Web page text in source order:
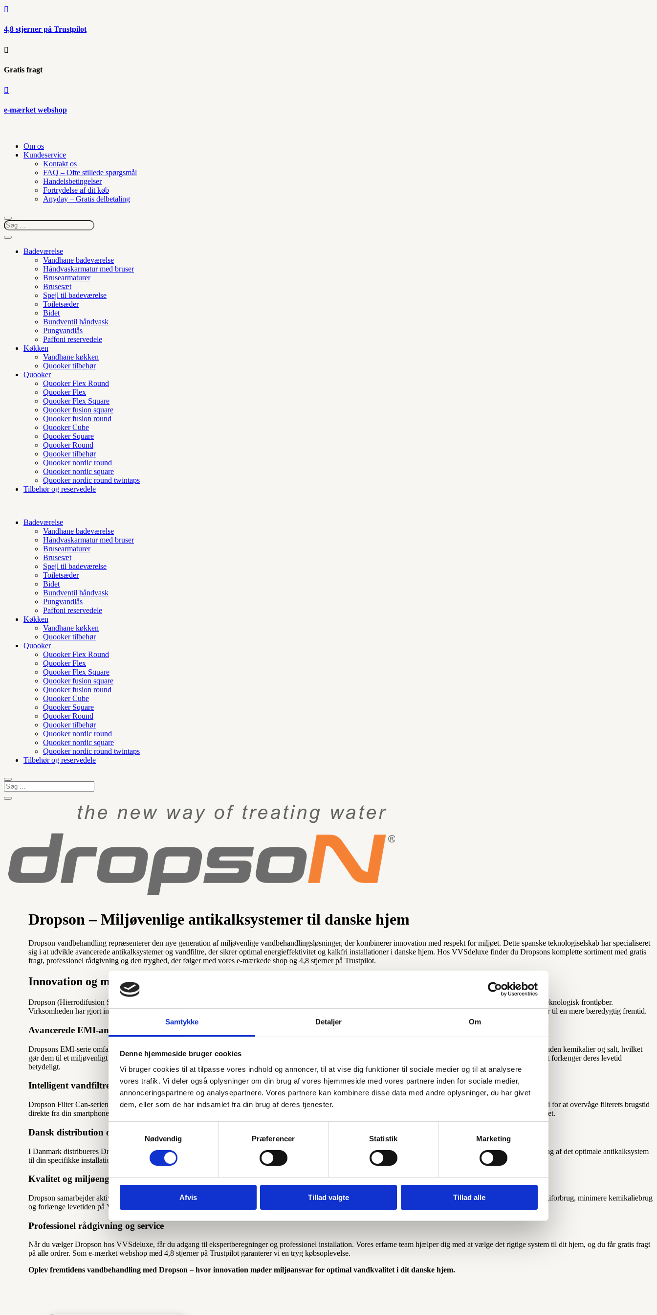
Samtykke Detaljer Om
Denne hjemmeside bruger cookies
Vi bruger cookies til at tilpasse vores indhold og annoncer, til at vise dig funktioner til sociale medier og til at analysere
vores trafik. Vi deler også oplysninger om din brug af vores hjemmeside med vores partnere inden for sociale medier,
annonceringspartnere og analysepartnere. Vores partnere kan kombinere disse data med andre oplysninger, du har givet
dem, eller som de har indsamlet fra din brug af deres tjenester.
Nødvendig
Præferencer Statistik Marketing
Afvis Tillad valgte Tillad alle

4,8 stjerner på Trustpilot

Gratis fragt

e-mærket webshop
Om os
Kundeservice
Kontakt os
FAQ – Ofte stillede spørgsmål
Handelsbetingelser
Fortrydelse af dit køb
Anyday – Gratis delbetaling
Badeværelse
Vandhane badeværelse
Håndvaskarmatur med bruser
Brusearmaturer
Brusesæt
Spejl til badeværelse
Toiletsæder
Bidet
Bundventil håndvask
Pungvandlås
Paffoni reservedele
Køkken
Vandhane køkken
Quooker tilbehør
Quooker
Quooker Flex Round
Quooker Flex
Quooker Flex Square
Quooker fusion square
Quooker fusion round
Quooker Cube
Quooker Square
Quooker Round
Quooker tilbehør
Quooker nordic round
Quooker nordic square
Quooker nordic round twintaps
Tilbehør og reservedele
Badeværelse
Vandhane badeværelse
Håndvaskarmatur med bruser
Brusearmaturer
Brusesæt
Spejl til badeværelse
Toiletsæder
Bidet
Bundventil håndvask
Pungvandlås
Paffoni reservedele
Køkken
Vandhane køkken
Quooker tilbehør
Quooker
Quooker Flex Round
Quooker Flex
Quooker Flex Square
Quooker fusion square
Quooker fusion round
Quooker Cube
Quooker Square
Quooker Round
Quooker tilbehør
Quooker nordic round
Quooker nordic square
Quooker nordic round twintaps
Tilbehør og reservedele
Dropson – Miljøvenlige antikalksystemer til danske hjem
Dropson vandbehandling repræsenterer den nye generation af miljøvenlige vandbehandlingsløsninger, der kombinerer innovation med respekt for miljøet. Dette spanske teknologiselskab har specialiseret
sig i at udvikle avancerede antikalksystemer og vandfiltre, der sikrer optimal energieffektivitet og kalkfri installationer i danske hjem. Hos VVSdeluxe finder du Dropsons komplette sortiment med gratis
fragt, professionel rådgivning og den tryghed, der følger med vores e-mærkede shop og 4,8 stjerner på Trustpilot.
Innovation og miljøansvar i vandbehandling
Dropson (Hierrodifusion SL) er akkrediteret som innovativ SMV af det spanske ministerium for økonomi og konkurrenceevne, hvilket understreger deres position som teknologisk frontløber.
Virksomheden har gjort innovation, effektivitet og miljørespekt til sine kerneprincipper og udvikler løsninger, der ikke kun beskytter dine installationer, men også bidrager til en mere bæredygtig fremtid.
Avancerede EMI-antikalksystemer
Dropsons EMI-serie omfatter modeller fra EMI 2500 til EMI 9000, designet til forskellige boligstørrelser og vandforbrugstyper. Disse digitale antikalksystemer fungerer uden kemikalier og salt, hvilket
gør dem til et miljøvenligt alternativ til traditionelle blødgøringsanlæg. Systemerne forhindrer kalkaflejringer i rør, varmtvandsbeholdere og husholdningsapparater, hvilket forlænger deres levetid
betydeligt.
Intelligent vandfiltrering med digital kontrol
Dropson Filter Can-serien tilbyder avanceret vandfiltrering med kapaciteter på 300L og 600L pakkeløsninger. Det innovative Dropson Control-system giver dig mulighed for at overvåge filterets brugstid
direkte fra din smartphone, så du altid ved, hvornår det er tid til udskiftning. CrystalDrink-systemet kombinerer filterkande med avanceret filtrering for optimal vandkvalitet.
Dansk distribution og service
I Danmark distribueres Dropson-produkter gennem Golan Pipe Systems i Middelfart, hvilket sikrer lokal service og support. Virksomheden tilbyder professionel beregning af det optimale antikalksystem
til din specifikke installation inden for 24 timer, så du får præcis den løsning, dit hjem har brug for.
Kvalitet og miljøengagement
Dropson samarbejder aktivt med miljøorganisationer som Ambiente Europeo for at skabe plastikfrie marine økosystemer. Deres produkter er designet til at reducere energiforbrug, minimere kemikaliebrug
og forlænge levetiden på VVS-installationer. Dette gør Dropson til det ideelle valg for miljøbevidste danske familier.
Professionel rådgivning og service
Når du vælger Dropson hos VVSdeluxe, får du adgang til ekspertberegninger og professionel installation. Vores erfarne team hjælper dig med at vælge det rigtige system til dit hjem, og du får gratis fragt
på alle ordrer. Som e-mærket webshop med 4,8 stjerner på Trustpilot garanterer vi en tryg købsoplevelse.
Oplev fremtidens vandbehandling med Dropson – hvor innovation møder miljøansvar for optimal vandkvalitet i dit danske hjem.